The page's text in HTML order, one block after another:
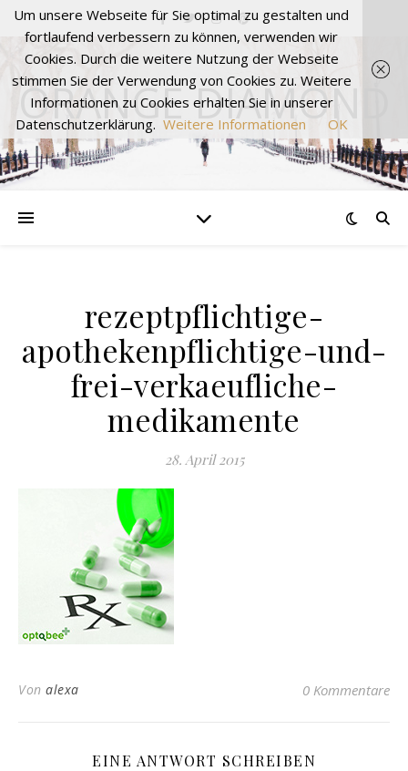
ORANGE DIAMOND
rezeptpflichtige-
apothekenpflichtige-und-
frei-verkaeufliche-
medikamente
28. April 2015
Von alexa 0 Kommentare
EINE ANTWORT SCHREIBEN
Um unsere Webseite für Sie optimal zu gestalten und
fortlaufend verbessern zu können, verwenden wir
Cookies. Durch die weitere Nutzung der Webseite
stimmen Sie der Verwendung von Cookies zu. Weitere
Informationen zu Cookies erhalten Sie in unserer
Datenschutzerklärung. Weitere Informationen OK